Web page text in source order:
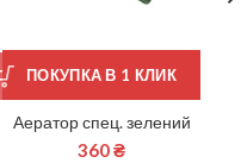
ПОКУПКА В 1 КЛИК
Аератор спец. зелений
360₴